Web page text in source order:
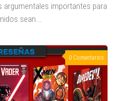
argumentales importantes para
sean...
0 Comentarios